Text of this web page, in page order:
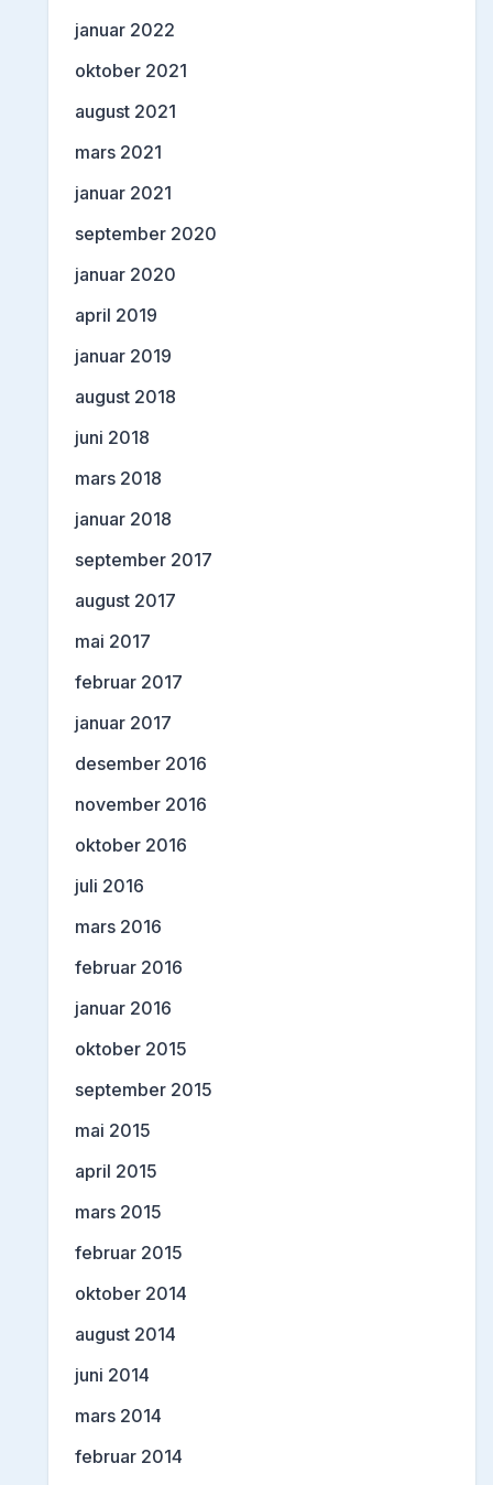
januar 2022
oktober 2021
august 2021
mars 2021
januar 2021
september 2020
januar 2020
april 2019
januar 2019
august 2018
juni 2018
mars 2018
januar 2018
september 2017
august 2017
mai 2017
februar 2017
januar 2017
desember 2016
november 2016
oktober 2016
juli 2016
mars 2016
februar 2016
januar 2016
oktober 2015
september 2015
mai 2015
april 2015
mars 2015
februar 2015
oktober 2014
august 2014
juni 2014
mars 2014
februar 2014